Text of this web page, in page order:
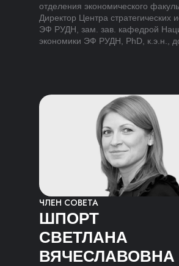
отделения экономического
Директор Центра стратегических
ЭФ РУДН, зам. зав. кафедрой
экономики ЭФ РУДН, PhD, к.э.н.,
ЧЛЕН СОВЕТА
ШПОРТ
СВЕТЛАНА
ВЯЧЕСЛАВОВНА